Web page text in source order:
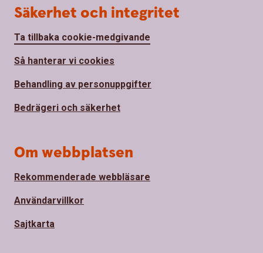
Säkerhet och integritet
Ta tillbaka cookie-medgivande
Så hanterar vi cookies
Behandling av personuppgifter
Bedrägeri och säkerhet
Om webbplatsen
Rekommenderade webbläsare
Användarvillkor
Sajtkarta